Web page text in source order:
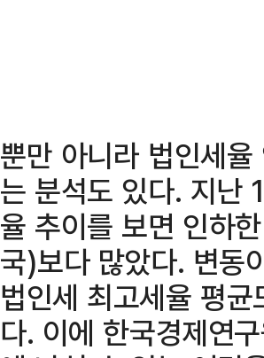
뿐만 아니라 법인세
는 분석도 있다. 지난
율 추이를 보면 인하
국)보다 많았다. 변동
법인세 최고세율 평
다. 이에 한국경제연